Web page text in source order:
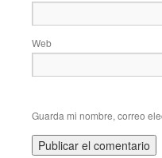
Web
Guarda mi nombre, correo